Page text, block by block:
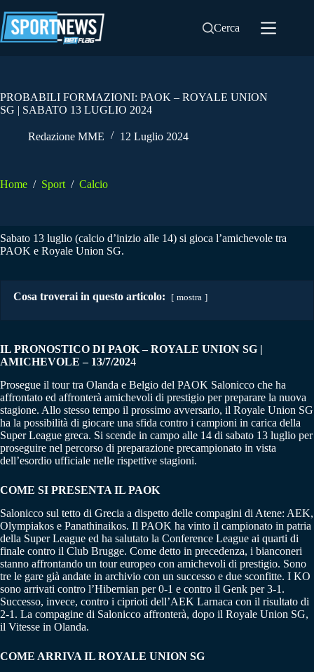
al
contenuto
Cerca
PROBABILI FORMAZIONI: PAOK – ROYALE UNION
SG | SABATO 13 LUGLIO 2024
Redazione MME 12 Luglio 2024
Home / Sport / Calcio
Sabato 13 luglio (calcio d’inizio alle 14) si gioca l’amichevole tra
PAOK e Royale Union SG.
Cosa troverai in questo articolo: mostra
IL PRONOSTICO DI PAOK – ROYALE UNION SG |
AMICHEVOLE – 13/7/2024
Prosegue il tour tra Olanda e Belgio del PAOK Salonicco che ha
affrontato ed affronterà amichevoli di prestigio per preparare la nuova
stagione. Allo stesso tempo il prossimo avversario, il Royale Union SG
ha la possibilità di giocare una sfida contro i campioni in carica della
Super League greca. Si scende in campo alle 14 di sabato 13 luglio per
proseguire nel percorso di preparazione precampionato in vista
dell’esordio ufficiale nelle rispettive stagioni.
COME SI PRESENTA IL PAOK
Salonicco sul tetto di Grecia a dispetto delle compagini di Atene: AEK,
Olympiakos e Panathinaikos. Il PAOK ha vinto il campionato in patria
della Super League ed ha salutato la Conference League ai quarti di
finale contro il Club Brugge. Come detto in precedenza, i bianconeri
stanno affrontando un tour europeo con amichevoli di prestigio. Sono
tre le gare già andate in archivio con un successo e due sconfitte. I KO
sono arrivati contro l’Hibernian per 0-1 e contro il Genk per 3-1.
Successo, invece, contro i ciprioti dell’AEK Larnaca con il risultato di
2-1. La compagine di Salonicco affronterà, dopo il Royale Union SG,
il Vitesse in Olanda.
COME ARRIVA IL ROYALE UNION SG